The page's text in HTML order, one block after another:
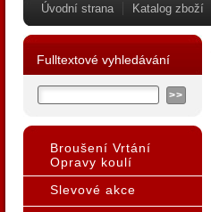
Úvodní strana Katalog zboží
Fulltextové vyhledávání
Broušení Vrtání
Opravy koulí
Slevové akce